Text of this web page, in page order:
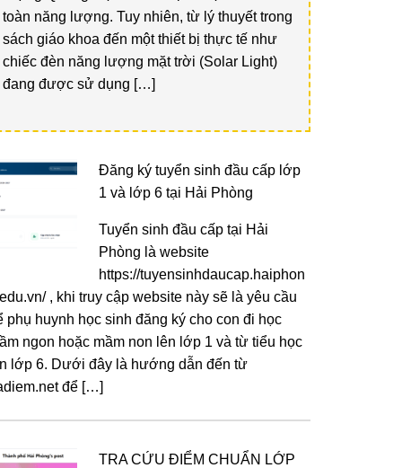
toàn năng lượng. Tuy nhiên, từ lý thuyết trong
sách giáo khoa đến một thiết bị thực tế như
chiếc đèn năng lượng mặt trời (Solar Light)
đang được sử dụng […]
Đăng ký tuyển sinh đầu cấp lớp
1 và lớp 6 tại Hải Phòng
Tuyển sinh đầu cấp tại Hải
Phòng là website
https://tuyensinhdaucap.haiphon
, khi truy cập website này sẽ là yêu cầu
phụ huynh học sinh đăng ký cho con đi học
ngon hoặc mầm non lên lớp 1 và từ tiểu học
lớp 6. Dưới đây là hướng dẫn đến từ
để […]
TRA CỨU ĐIỂM CHUẨN LỚP